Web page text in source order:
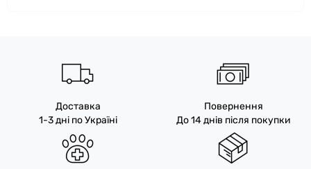
Доставка
1-3 дні по Україні
Повернення
До 14 днів після покупки